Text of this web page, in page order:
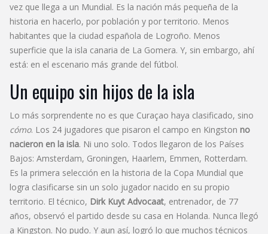
vez que llega a un Mundial. Es la nación más pequeña de la
historia en hacerlo, por población y por territorio. Menos
habitantes que la ciudad española de Logroño. Menos
superficie que la isla canaria de La Gomera. Y, sin embargo, ahí
está: en el escenario más grande del fútbol.
Un equipo sin hijos de la isla
Lo más sorprendente no es que Curaçao haya clasificado, sino
cómo. Los 24 jugadores que pisaron el campo en Kingston no
nacieron en la isla. Ni uno solo. Todos llegaron de los Países
Bajos: Amsterdam, Groningen, Haarlem, Emmen, Rotterdam.
Es la primera selección en la historia de la Copa Mundial que
logra clasificarse sin un solo jugador nacido en su propio
territorio. El técnico, Dirk Kuyt Advocaat, entrenador, de 77
años, observó el partido desde su casa en Holanda. Nunca llegó
a Kingston. No pudo. Y aun así, logró lo que muchos técnicos